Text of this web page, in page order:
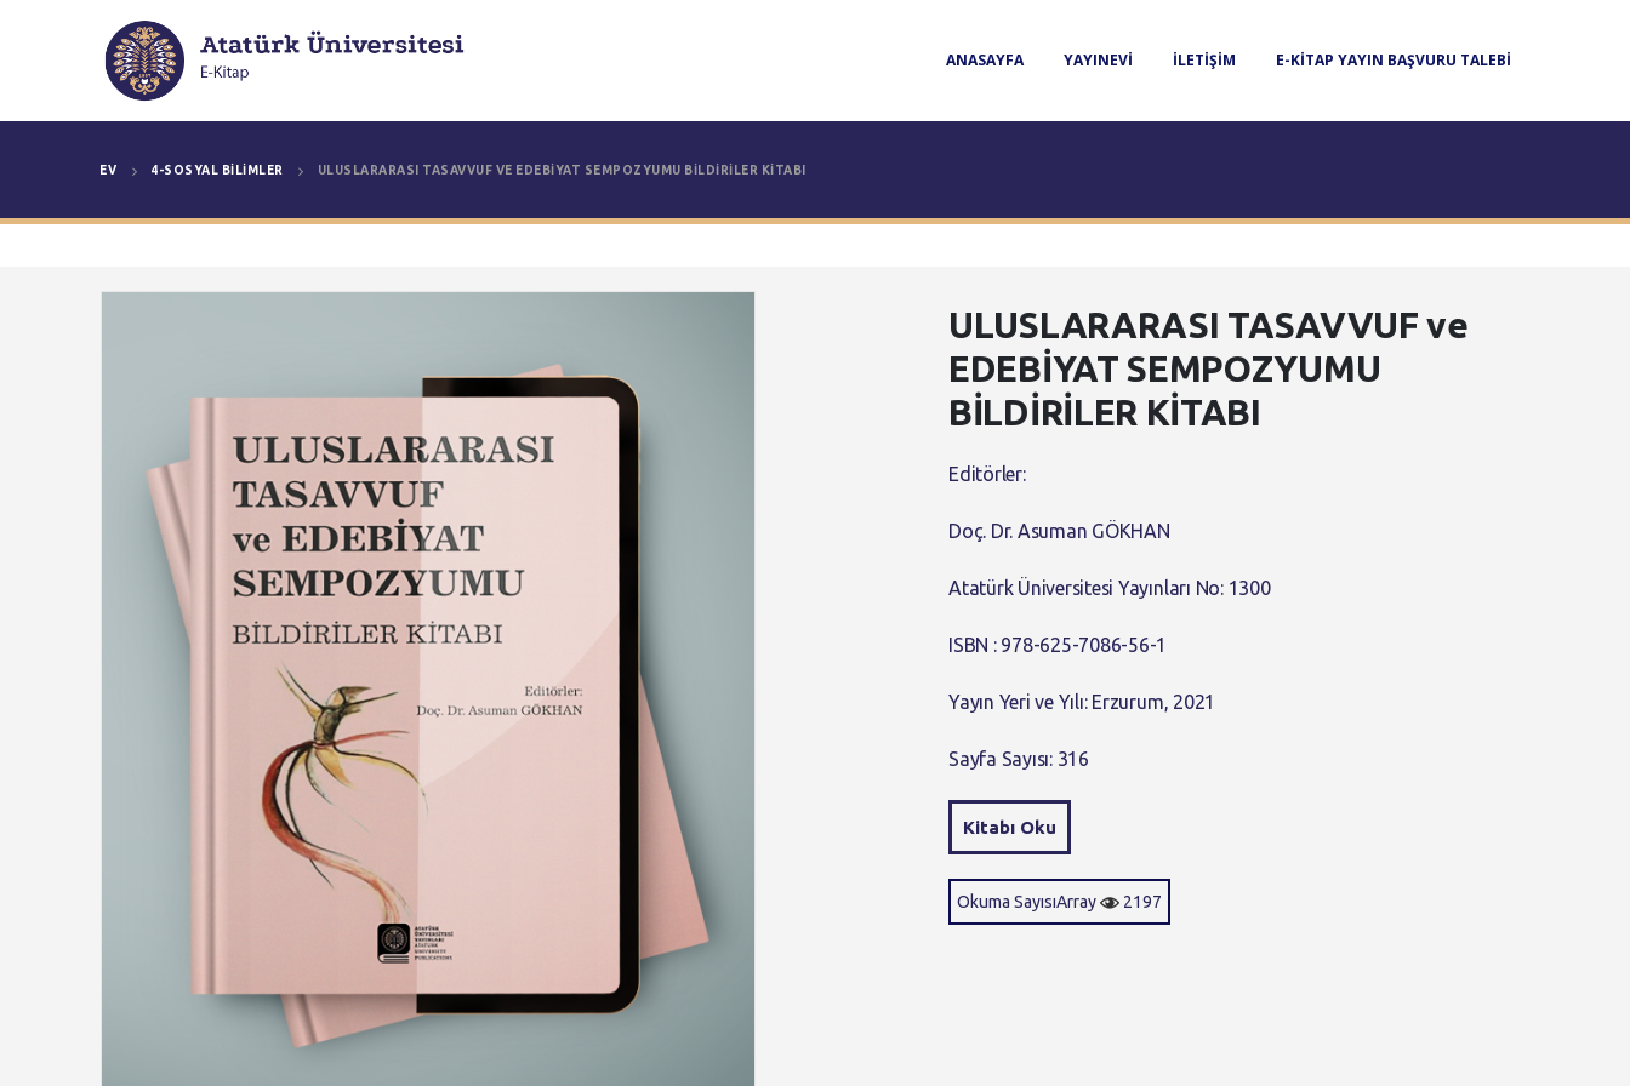
ANASAYFA YAYINEVI İLETIŞIM E-KITAP YAYIN BAŞVURU TALEBI
EV 4-SOSYAL BILIMLER ULUSLARARASI TASAVVUF VE EDEBİYAT SEMPOZYUMU BİLDİRİLER KİTABI
ULUSLARARASI TASAVVUF ve
EDEBİYAT SEMPOZYUMU
BİLDİRİLER KİTABI
Editörler:
Doç. Dr. Asuman GÖKHAN
Atatürk Üniversitesi Yayınları No: 1300
ISBN : 978-625-7086-56-1
Yayın Yeri ve Yılı: Erzurum, 2021
Sayfa Sayısı: 316
Kitabı Oku
Okuma SayısıArray 2197